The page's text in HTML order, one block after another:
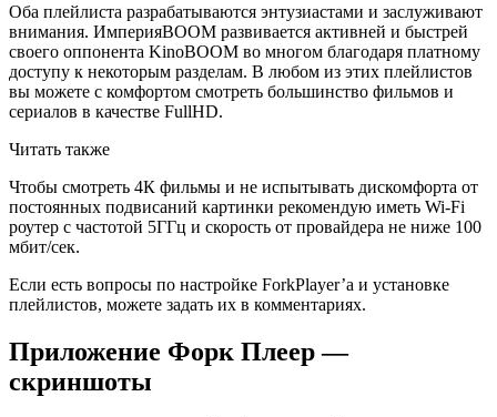
Оба плейлиста разрабатываются энтузиастами и заслуживают
внимания. ИмперияBOOM развивается активней и быстрей
своего оппонента KinoBOOM во многом благодаря платному
доступу к некоторым разделам. В любом из этих плейлистов
вы можете с комфортом смотреть большинство фильмов и
сериалов в качестве FullHD.
Читать также
Чтобы смотреть 4К фильмы и не испытывать дискомфорта от
постоянных подвисаний картинки рекомендую иметь Wi-Fi
роутер с частотой 5ГГц и скорость от провайдера не ниже 100
мбит/сек.
Если есть вопросы по настройке ForkPlayer’а и установке
плейлистов, можете задать их в комментариях.
Приложение Форк Плеер —
скриншоты